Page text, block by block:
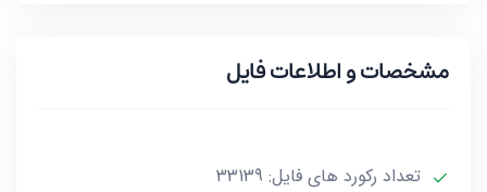
و حجم این فایل کمتر از 75KB است.
مشخصات و اطلاعات فایل
تعداد رکورد های فایل: 33139